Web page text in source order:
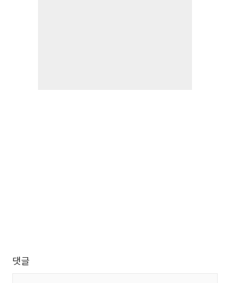
댓글